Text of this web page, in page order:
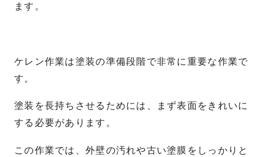
ます。
ケレン作業は塗装の準備段階で非常に重要な作業で
す。
塗装を長持ちさせるためには、まず表面をきれいに
する必要があります。
この作業では、外壁の汚れや古い塗膜をしっかりと